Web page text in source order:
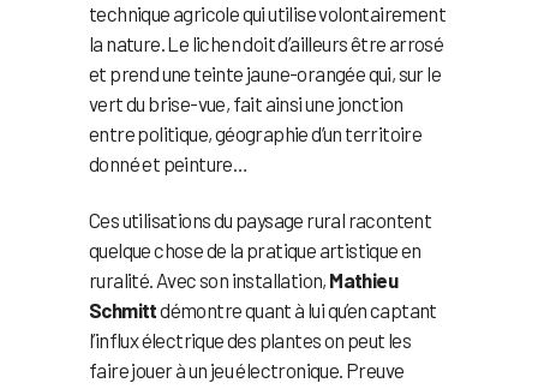
technique agricole qui utilise volontairement
la nature. Le lichen doit d’ailleurs être arrosé
et prend une teinte jaune-orangée qui, sur le
vert du brise-vue, fait ainsi une jonction
entre politique, géographie d’un territoire
donné et peinture…
Ces utilisations du paysage rural racontent
quelque chose de la pratique artistique en
ruralité. Avec son installation, Mathieu
Schmittdémontre quant à lui qu’en captant
l’influx électrique des plantes on peut les
faire jouer à un jeu électronique. Preuve